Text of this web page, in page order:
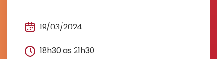
19/03/2024
18h30 as 21h30